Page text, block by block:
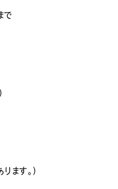
で
ます。）